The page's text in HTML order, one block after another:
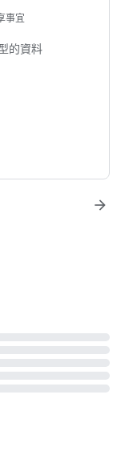
切換功能。
，並提供書籤及分
體分享。
事宜
的資料
arrow_forward